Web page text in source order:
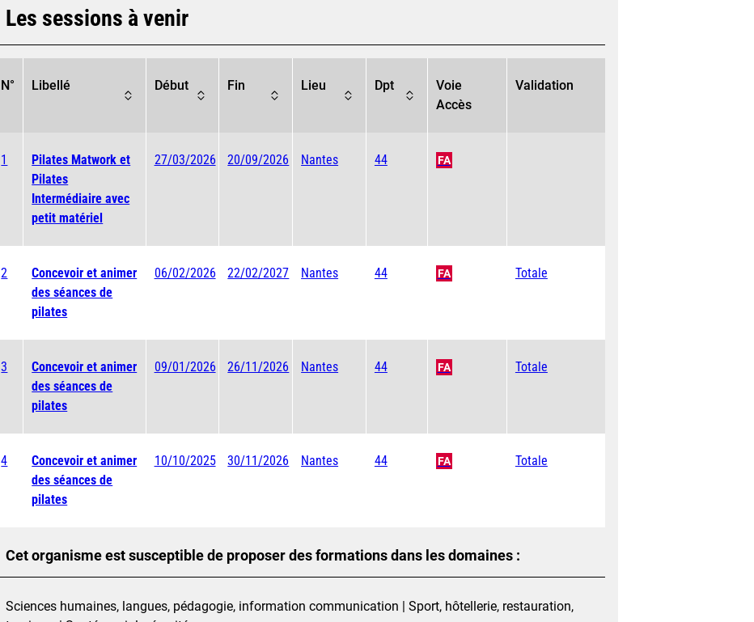
Les sessions à venir
N° Libellé Début Fin Lieu Dpt
Voie
Accès
Validation
1
Pilates Matwork et
Pilates
Intermédiaire avec
petit matériel
27/03/2026 20/09/2026 Nantes 44 FA
2
Concevoir et animer
des séances de
pilates
06/02/2026 22/02/2027 Nantes 44 FA Totale
3
Concevoir et animer
des séances de
pilates
09/01/2026 26/11/2026 Nantes 44 FA Totale
4
Concevoir et animer
des séances de
pilates
10/10/2025 30/11/2026 Nantes 44 FA Totale
Cet organisme est susceptible de proposer des formations dans les domaines :
Sciences humaines, langues, pédagogie, information communication | Sport, hôtellerie, restauration,